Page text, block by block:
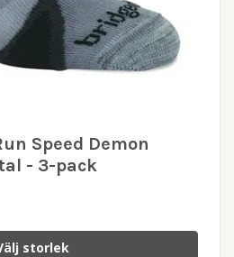
Speed Demon
- 3-pack
storlek